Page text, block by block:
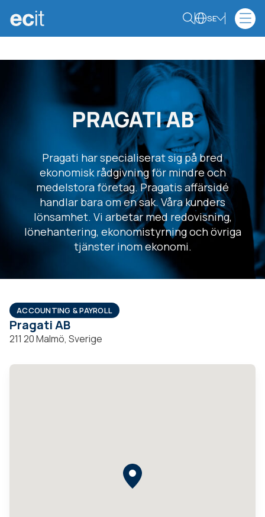
SE
PRAGATI AB
Pragati har specialiserat sig på bred
ekonomisk rådgivning för mindre och
medelstora företag. Pragatis affärsidé
handlar bara om en sak. Våra kunders
lönsamhet. Vi arbetar med redovisning,
lönehantering, ekonomistyrning och övriga
tjänster inom ekonomi.
ACCOUNTING & PAYROLL
Pragati AB
211 20 Malmö, Sverige